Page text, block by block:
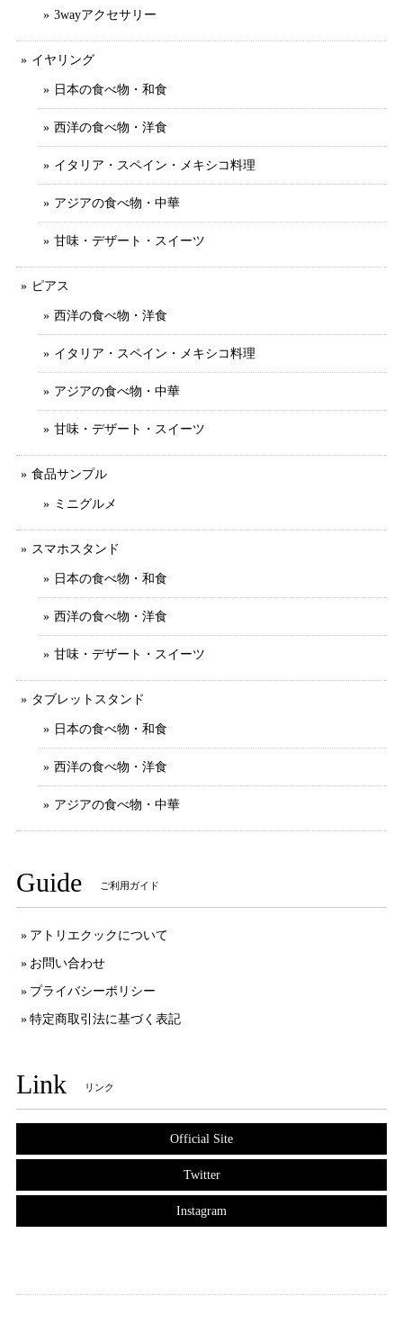
3wayアクセサリー
イヤリング
日本の食べ物・和食
西洋の食べ物・洋食
イタリア・スペイン・メキシコ料理
アジアの食べ物・中華
甘味・デザート・スイーツ
ピアス
西洋の食べ物・洋食
イタリア・スペイン・メキシコ料理
アジアの食べ物・中華
甘味・デザート・スイーツ
食品サンプル
ミニグルメ
スマホスタンド
日本の食べ物・和食
西洋の食べ物・洋食
甘味・デザート・スイーツ
タブレットスタンド
日本の食べ物・和食
西洋の食べ物・洋食
アジアの食べ物・中華
Guide ご利用ガイド
アトリエクックについて
お問い合わせ
プライバシーポリシー
特定商取引法に基づく表記
Link リンク
Official Site
Twitter
Instagram